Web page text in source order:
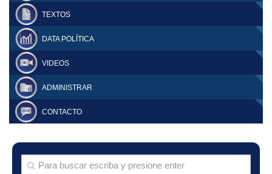
TEXTOS
DATA POLÍTICA
VIDEOS
ADMINISTRAR
CONTACTO